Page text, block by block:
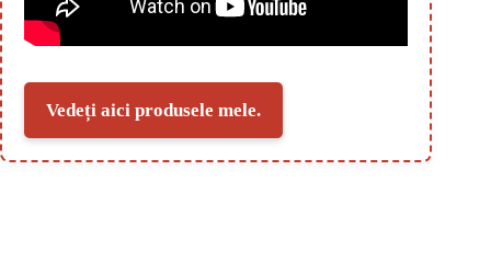
Vedeți aici produsele mele.